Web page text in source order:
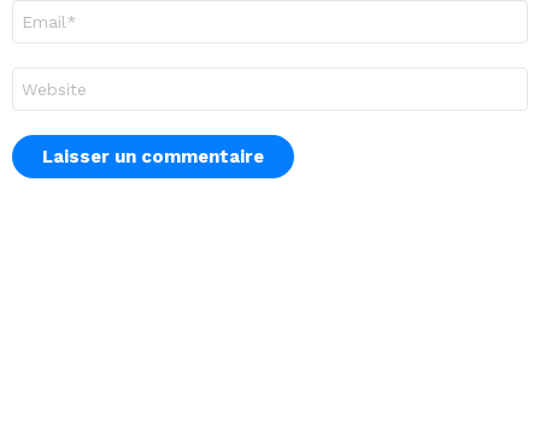
mail
*
web